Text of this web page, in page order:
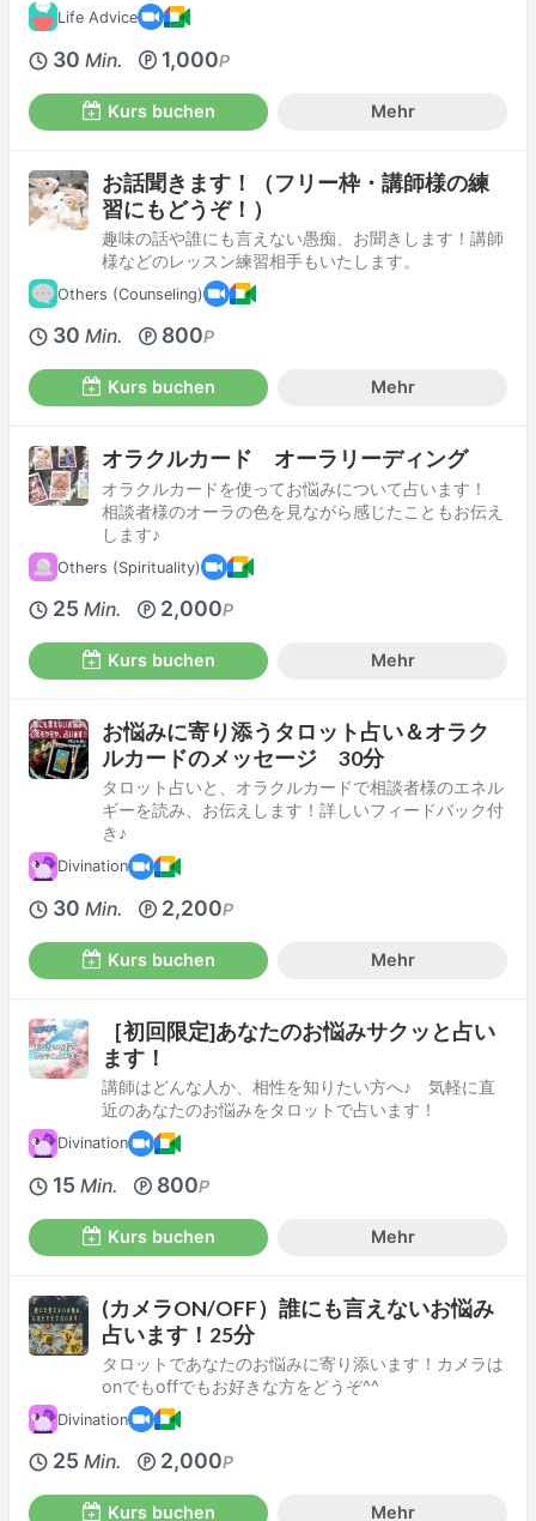
Life Advice
30 Min. 1,000P
Kurs buchen Mehr
お話聞きます！（フリー枠・講師様の練
習にもどうぞ！）
趣味の話や誰にも言えない愚痴、お聞きします！講師
様などのレッスン練習相手もいたします。
Others (Counseling)
30 Min. 800P
Kurs buchen Mehr
オラクルカード オーラリーディング
オラクルカードを使ってお悩みについて占います！
相談者様のオーラの色を見ながら感じたこともお伝え
します♪
Others (Spirituality)
25 Min. 2,000P
Kurs buchen Mehr
お悩みに寄り添うタロット占い＆オラク
ルカードのメッセージ 30分
タロット占いと、オラクルカードで相談者様のエネル
ギーを読み、お伝えします！詳しいフィードバック付
き♪
Divination
30 Min. 2,200P
Kurs buchen Mehr
［初回限定]あなたのお悩みサクッと占い
ます！
講師はどんな人か、相性を知りたい方へ♪ 気軽に直
近のあなたのお悩みをタロットで占います！
Divination
15 Min. 800P
Kurs buchen Mehr
(カメラON/OFF）誰にも言えないお悩み
占います！25分
タロットであなたのお悩みに寄り添います！カメラは
onでもoffでもお好きな方をどうぞ^^
Divination
25 Min. 2,000P
Kurs buchen Mehr